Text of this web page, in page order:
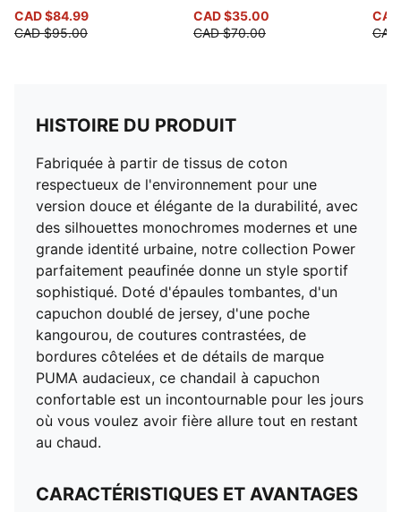
CAD $84.99
CAD $95.00
CAD $35.00
CAD $70.00
HISTOIRE DU PRODUIT
Fabriquée à partir de tissus de coton
respectueux de l'environnement pour une
version douce et élégante de la durabilité, avec
des silhouettes monochromes modernes et une
grande identité urbaine, notre collection Power
parfaitement peaufinée donne un style sportif
sophistiqué. Doté d'épaules tombantes, d'un
capuchon doublé de jersey, d'une poche
kangourou, de coutures contrastées, de
bordures côtelées et de détails de marque
PUMA audacieux, ce chandail à capuchon
confortable est un incontournable pour les jours
où vous voulez avoir fière allure tout en restant
au chaud.
CARACTÉRISTIQUES ET AVANTAGES